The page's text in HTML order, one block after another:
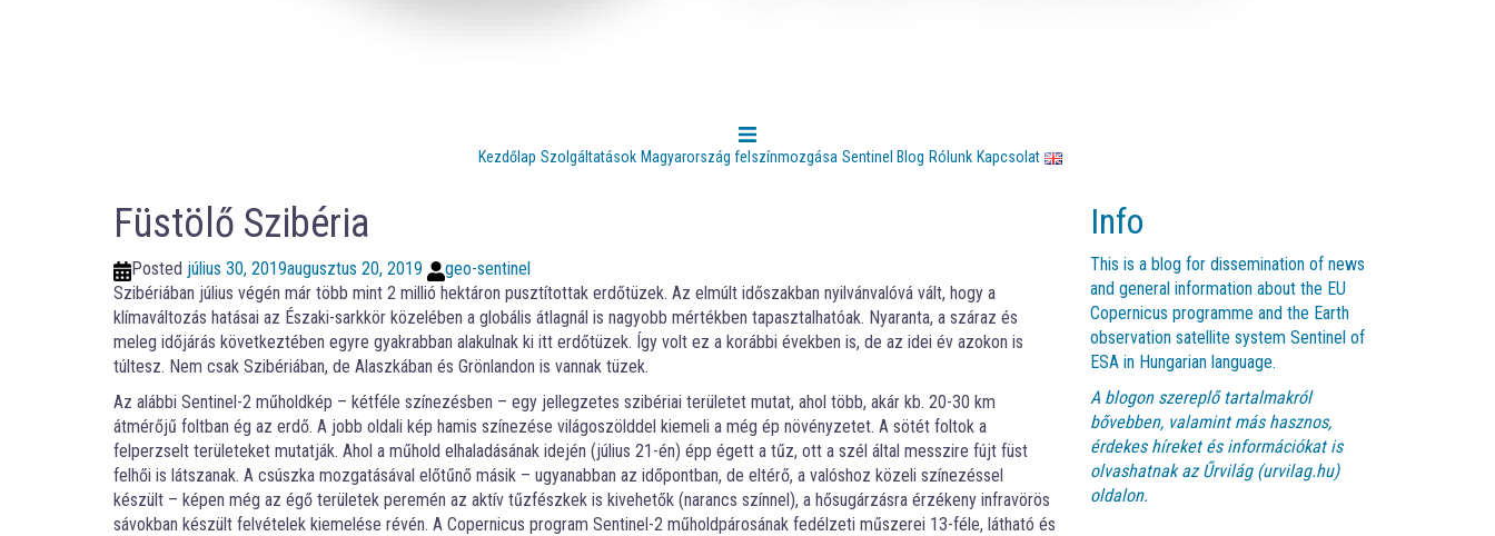
Kezdőlap Szolgáltatások Magyarország felszínmozgása Sentinel Blog Rólunk Kapcsolat
Füstölő Szibéria
Posted július 30, 2019augusztus 20, 2019
geo-sentinel
Szibériában július végén már több mint 2 millió hektáron pusztítottak erdőtüzek. Az elmúlt időszakban nyilvánvalóvá vált, hogy a
klímaváltozás hatásai az Északi-sarkkör közelében a globális átlagnál is nagyobb mértékben tapasztalhatóak. Nyaranta, a száraz és
meleg időjárás következtében egyre gyakrabban alakulnak ki itt erdőtüzek. Így volt ez a korábbi években is, de az idei év azokon is
túltesz. Nem csak Szibériában, de Alaszkában és Grönlandon is vannak tüzek.
Az alábbi Sentinel-2 műholdkép – kétféle színezésben – egy jellegzetes szibériai területet mutat, ahol több, akár kb. 20-30 km
átmérőjű foltban ég az erdő. A jobb oldali kép hamis színezése világoszölddel kiemeli a még ép növényzetet. A sötét foltok a
felperzselt területeket mutatják. Ahol a műhold elhaladásának idején (július 21-én) épp égett a tűz, ott a szél által messzire fújt füst
felhői is látszanak. A csúszka mozgatásával előtűnő másik – ugyanabban az időpontban, de eltérő, a valóshoz közeli színezéssel
készült – képen még az égő területek peremén az aktív tűzfészkek is kivehetők (narancs színnel), a hősugárzásra érzékeny infravörös
sávokban készült felvételek kiemelése révén. A Copernicus program Sentinel-2 műholdpárosának fedélzeti műszerei 13-féle, látható és
Info
This is a blog for dissemination of news
and general information about the EU
Copernicus programme and the Earth
observation satellite system Sentinel of
ESA in Hungarian language.
A blogon szereplő tartalmakról
bővebben, valamint más hasznos,
érdekes híreket és információkat is
olvashatnak azŰrvilág (urvilag.hu)
oldalon.